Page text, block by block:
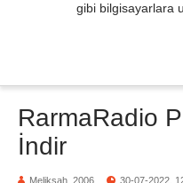
gibi bilgisayarlara
RarmaRadio
İndir
Meliksah_2006 30-07-2022,